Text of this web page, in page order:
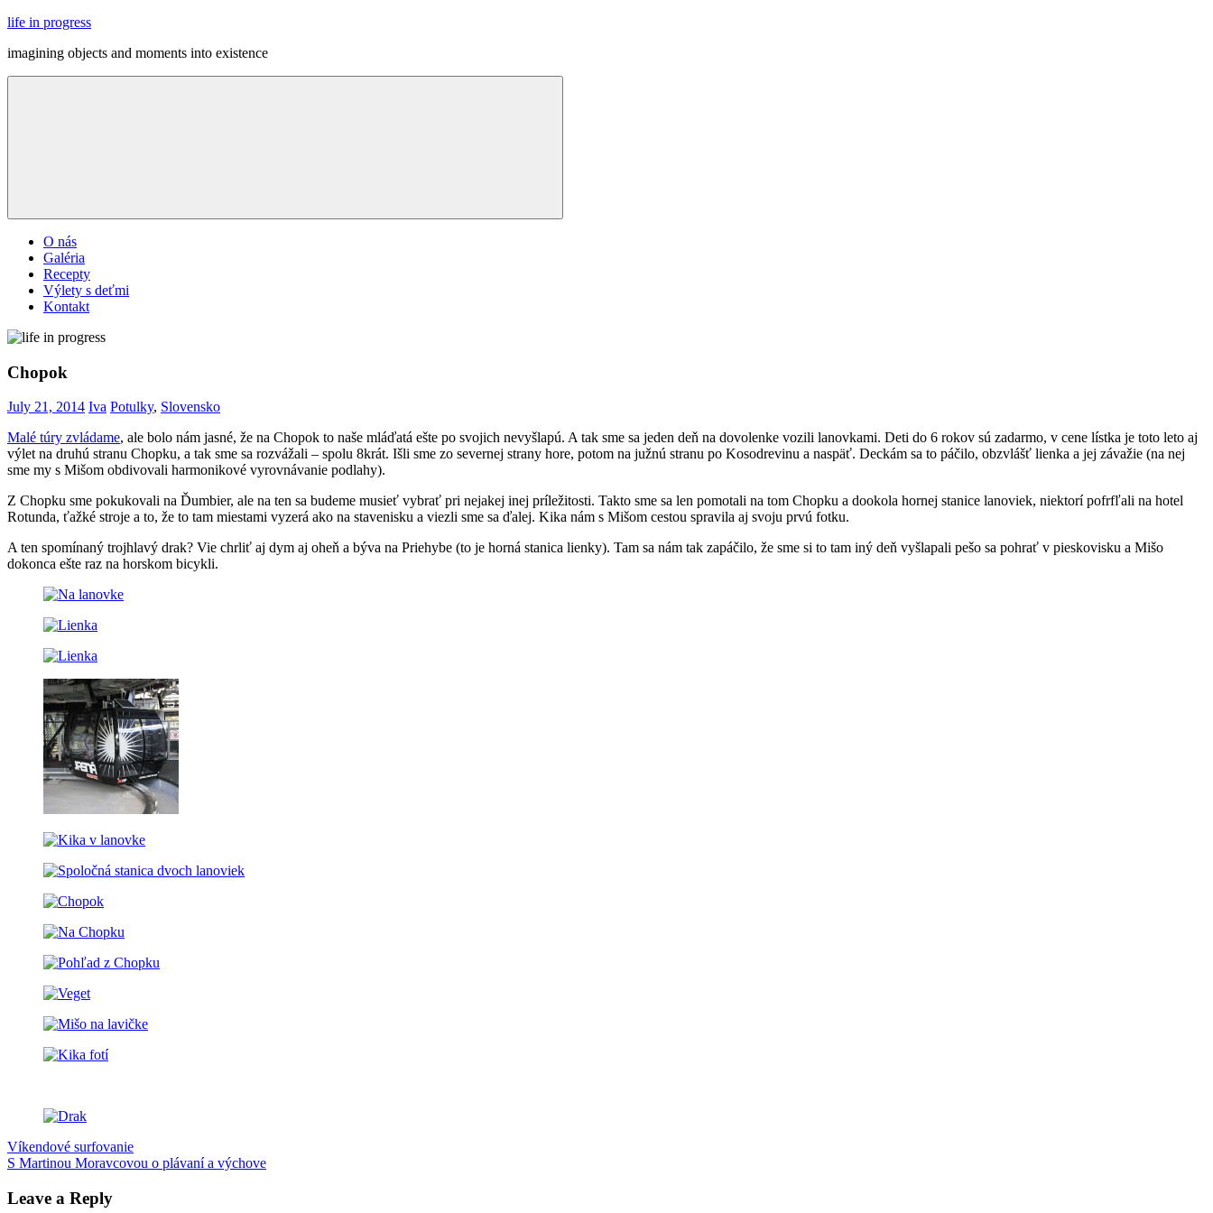
Skip
content
life in progress
imagining objects and moments into existence
Menu
O nás
Galéria
Recepty
Výlety s deťmi
Kontakt
Chopok
July 21, 2014 Iva Potulky, Slovensko
Malé túry zvládame, ale bolo nám jasné, že na Chopok to naše mláďatá ešte po svojich nevyšlapú. A tak sme sa jeden deň na dovolenke vozili lanovkami. Deti do 6 rokov sú zadarmo, v cene lístka je toto leto aj
výlet na druhú stranu Chopku, a tak sme sa rozvážali – spolu 8krát. Išli sme zo severnej strany hore, potom na južnú stranu po Kosodrevinu a naspäť. Deckám sa to páčilo, obzvlášť lienka a jej závažie (na nej
sme my s Mišom obdivovali harmonikové vyrovnávanie podlahy).
Z Chopku sme pokukovali na Ďumbier, ale na ten sa budeme musieť vybrať pri nejakej inej príležitosti. Takto sme sa len pomotali na tom Chopku a dookola hornej stanice lanoviek, niektorí pofrfľali na hotel
Rotunda, ťažké stroje a to, že to tam miestami vyzerá ako na stavenisku a viezli sme sa ďalej. Kika nám s Mišom cestou spravila aj svoju prvú fotku.
A ten spomínaný trojhlavý drak? Vie chrliť aj dym aj oheň a býva na Priehybe (to je horná stanica lienky). Tam sa nám tak zapáčilo, že sme si to tam iný deň vyšlapali pešo sa pohrať v pieskovisku a Mišo
dokonca ešte raz na horskom bicykli.
ChopokdraklanovkaNízke
Tatryvýlet
deťmi
Post
navigation
Previous
Post:
Víkendové surfovanie
Next
S Martinou Moravcovou o plávaní a výchove
Leave a Reply